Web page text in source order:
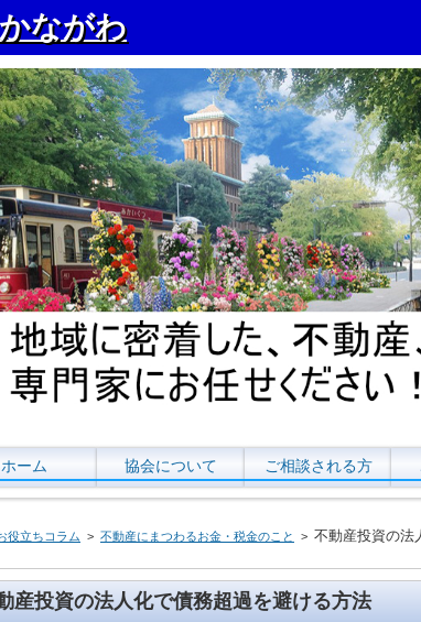
ながわ
ツに移動
ホーム 協会について ご相談される方
役立ちコラム > 不動産にまつわるお金・税金のこと > 不動産投資の法
産投資の法人化で債務超過を避ける方法